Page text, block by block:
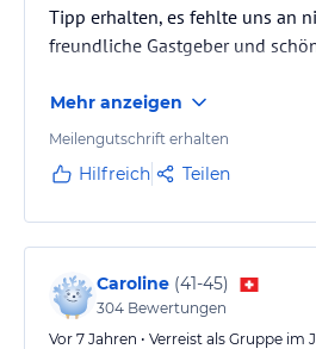
Tipp erhalten, es fehlte uns an
freundliche Gastgeber und
Mehr anzeigen
Meilengutschrift erhalten
Hilfreich Teilen
Caroline (41-45)
304 Bewertungen
Vor 7 Jahren • Verreist als Gruppe im